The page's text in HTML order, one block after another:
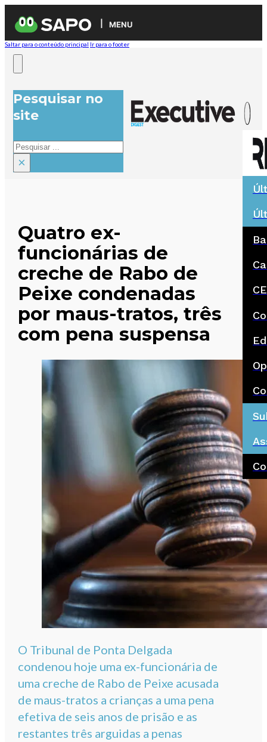
MENU
Saltar para o conteúdo principal Ir para o footer
Pesquisar no
site
Pesquisar
×
Quatro ex-
funcionárias de
creche de Rabo de
Peixe condenadas
por maus-tratos, três
com pena suspensa
O Tribunal de Ponta Delgada
condenou hoje uma ex-funcionária de
uma creche de Rabo de Peixe acusada
de maus-tratos a crianças a uma pena
efetiva de seis anos de prisão e as
restantes três arguidas a penas